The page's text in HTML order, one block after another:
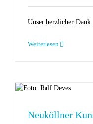
Unser herzlicher
Weiterlesen
Neuköllner